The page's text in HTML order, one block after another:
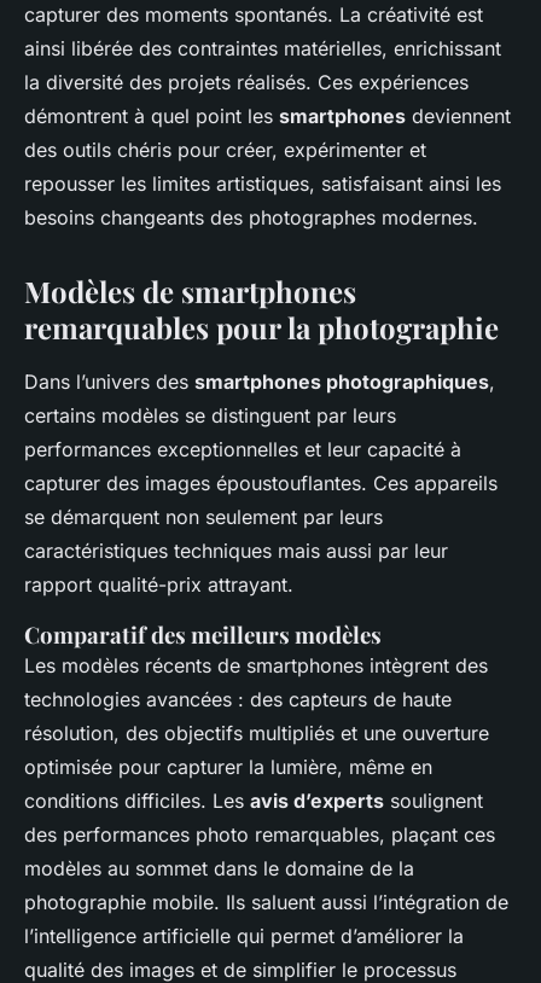
capturer des moments spontanés. La créativité est
ainsi libérée des contraintes matérielles, enrichissant
la diversité des projets réalisés. Ces expériences
démontrent à quel point les smartphones deviennent
des outils chéris pour créer, expérimenter et
repousser les limites artistiques, satisfaisant ainsi les
besoins changeants des photographes modernes.
Modèles de smartphones
remarquables pour la photographie
Dans l’univers des smartphones photographiques,
certains modèles se distinguent par leurs
performances exceptionnelles et leur capacité à
capturer des images époustouflantes. Ces appareils
se démarquent non seulement par leurs
caractéristiques techniques mais aussi par leur
rapport qualité-prix attrayant.
Comparatif des meilleurs modèles
Les modèles récents de smartphones intègrent des
technologies avancées : des capteurs de haute
résolution, des objectifs multipliés et une ouverture
optimisée pour capturer la lumière, même en
conditions difficiles. Les avis d’experts soulignent
des performances photo remarquables, plaçant ces
modèles au sommet dans le domaine de la
photographie mobile. Ils saluent aussi l’intégration de
l’intelligence artificielle qui permet d’améliorer la
qualité des images et de simplifier le processus